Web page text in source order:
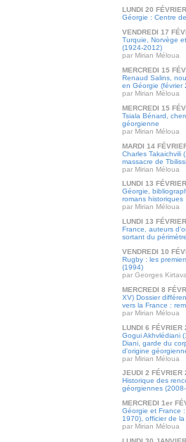
LUNDI 20
Géorgie : Centre
VENDREDI 17
Turquie, Norvège
(1924-2012)
par Mirian Méloua
MERCREDI 15
Renaud Salins,
en Géorgie (février
par Mirian Méloua
MERCREDI 15
Tsiala Bénard,
géorgienne
par Mirian Méloua
MARDI 14
Charles Takaichvili
massacre de
par Mirian Méloua
LUNDI 13
Géorgie,
romans historiques
par Mirian Méloua
LUNDI 13
France, auteurs
sortant du
VENDREDI 10
Rugby : les
(1994)
par Georges
MERCREDI 8
XV) Dossier
vers la France :
par Mirian Méloua
LUNDI 6 FÉVRIER
Gogui Akhvlédiani
Diani, garde du
d'origine
par Mirian Méloua
JEUDI 2 FÉVRIER
Historique des
géorgiennes
MERCREDI 1er
Géorgie et France
1970), officier de
par Mirian Méloua